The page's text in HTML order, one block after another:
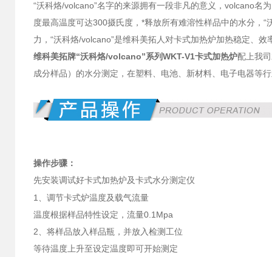
“沃科烙/volcano”名字的来源拥有一段非凡的意义，volcano名
度最高温度可达300摄氏度，*释放所有难溶性样品中的水分，“
力，“沃科烙/volcano”是维科美拓人对卡式加热炉加热稳定、
维科美拓牌“沃科烙/volcano”系列WKT-V1卡式加热炉配上我
成分样品）的水分测定，在塑料、电池、新材料、电子电器等
操作步骤：
先安装调试好卡式加热炉及卡式水分测定仪
1、调节卡式炉温度及载气流量
温度根据样品特性设定，流量0.1Mpa
2、将样品放入样品瓶，并放入检测工位
等待温度上升至设定温度即可开始测定